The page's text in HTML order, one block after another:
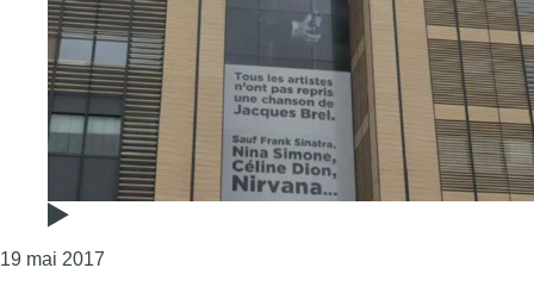
19 mai 2017